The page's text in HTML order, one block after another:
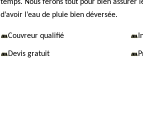
temps. Nous ferons tout pour bien assurer
d’avoir l’eau de pluie bien déversée.
Couvreur qualifié
Devis gratuit